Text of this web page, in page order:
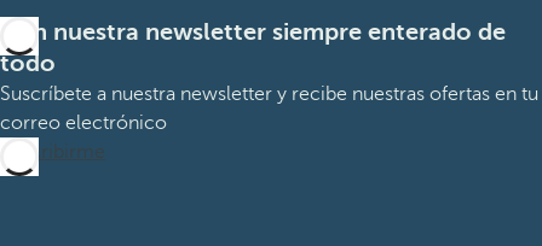
Con nuestra newsletter siempre enterado de
todo
Suscríbete a nuestra newsletter y recibe nuestras ofertas en tu
correo electrónico
Suscribirme